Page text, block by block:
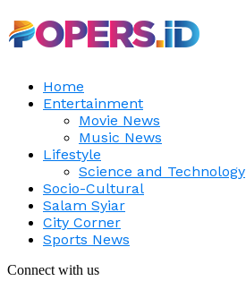
Home
Entertainment
Movie News
Music News
Lifestyle
Science and Technology
Socio-Cultural
Salam Syiar
City Corner
Sports News
Connect with us